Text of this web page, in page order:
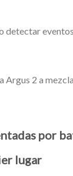
detectar
2 a
por
lugar